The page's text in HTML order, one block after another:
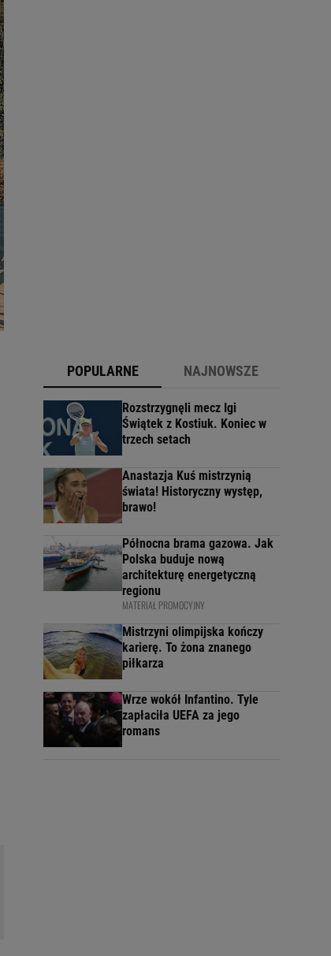
POPULARNE NAJNOWSZE
Rozstrzygnęli mecz Igi
Świątek z Kostiuk. Koniec w
trzech setach
Anastazja Kuś mistrzynią
świata! Historyczny występ,
brawo!
Północna brama gazowa. Jak
Polska buduje nową
architekturę energetyczną
regionu
MATERIAŁ PROMOCYJNY
Mistrzyni olimpijska kończy
karierę. To żona znanego
piłkarza
Wrze wokół Infantino. Tyle
zapłaciła UEFA za jego
romans